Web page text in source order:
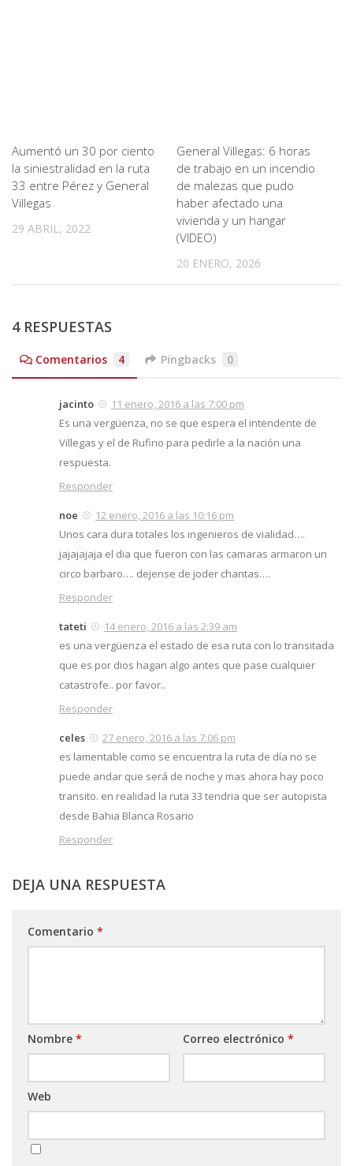
Aumentó un 30 por ciento
la siniestralidad en la ruta
33 entre Pérez y General
Villegas
29 ABRIL, 2022
General Villegas: 6 horas
de trabajo en un incendio
de malezas que pudo
haber afectado una
vivienda y un hangar
(VIDEO)
20 ENERO, 2026
4 RESPUESTAS
Comentarios 4 Pingbacks 0
jacinto
11 enero, 2016 a las 7:00 pm
Es una vergüenza, no se que espera el intendente de
Villegas y el de Rufino para pedirle a la nación una
respuesta.
Responder
noe
12 enero, 2016 a las 10:16 pm
Unos cara dura totales los ingenieros de vialidad….
jajajajaja el dia que fueron con las camaras armaron un
circo barbaro…. dejense de joder chantas….
Responder
tateti
14 enero, 2016 a las 2:39 am
es una vergüenza el estado de esa ruta con lo transitada
que es por dios hagan algo antes que pase cualquier
catastrofe.. por favor..
Responder
celes
27 enero, 2016 a las 7:06 pm
es lamentable como se encuentra la ruta de día no se
puede andar que será de noche y mas ahora hay poco
transito. en realidad la ruta 33 tendria que ser autopista
desde Bahia Blanca Rosario
Responder
DEJA UNA RESPUESTA
Comentario *
Nombre * Correo electrónico *
Web